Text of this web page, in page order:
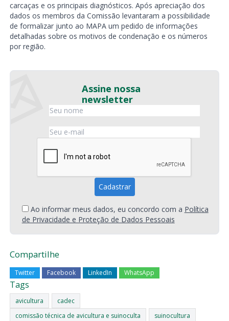
carcaças e os principais diagnósticos. Após apreciação dos
dados os membros da Comissão levantaram a possibilidade
de formalizar junto ao MAPA um pedido de informações
detalhadas sobre os motivos de condenação e os números
por região.
Assine nossa
newsletter
Ao informar meus dados, eu concordo com a Política
de Privacidade e Proteção de Dados Pessoais
Compartilhe
Twitter Facebook LinkedIn WhatsApp
Tags
avicultura
cadec
comissão técnica de avicultura e suinoculta
suinocultura